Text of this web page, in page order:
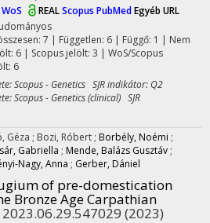
WoS REALScopus PubMedEgyéb URL
7 | Független: 6 | Függő: 1 | Nem
6 | Scopus jelölt: 3 | WoS/Scopus
6
Scopus - Genetics SJR indikátor: Q2
Scopus - Genetics (clinical) SJR
Géza ; Bozi, Róbert ; Borbély, Noémi ;
Gabriella ; Mende, Balázs Gusztáv ;
Nagy, Anna ; Gerber, Dániel
of pre-domestication
Bronze Age Carpathian
(2023)